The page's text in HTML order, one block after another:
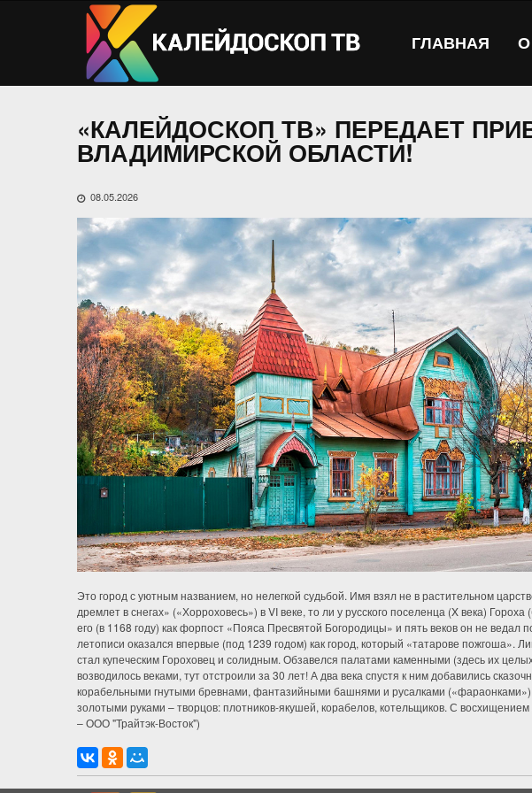
ГЛАВНАЯ О
«КАЛЕЙДОСКОП ТВ» ПЕРЕДАЕТ
ВЛАДИМИРСКОЙ ОБЛАСТИ!
08.05.2026
Это город с уютным названием, но нелегкой судьбой. Имя взял не в растительном
дремлет в снегах» («Хорроховесь») в VI веке, то ли у русского поселенца (X века)
его (в 1168 году) как форпост «Пояса Пресвятой Богородицы» и пять веков он не ведал
летописи оказался впервые (под 1239 годом) как город, который «татарове пожгоша».
стал купеческим Гороховец и солидным. Обзавелся палатами каменными (здесь их
возводилось веками, тут отстроили за 30 лет! А два века спустя к ним добавились
корабельными гнутыми бревнами, фантазийными башнями и русалками
золотыми руками – творцов: плотников-якушей, корабелов, котельщиков. С
– ООО "Трайтэк-Восток")